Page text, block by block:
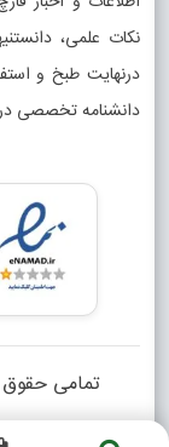
نکات علمی،
درنهایت طبخ و
دانشنامه تخصصی
تمامی